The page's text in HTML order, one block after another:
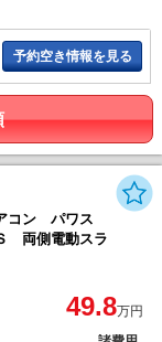
予約空き情報を見る
コン パワス
両側電動スラ
49.8万円